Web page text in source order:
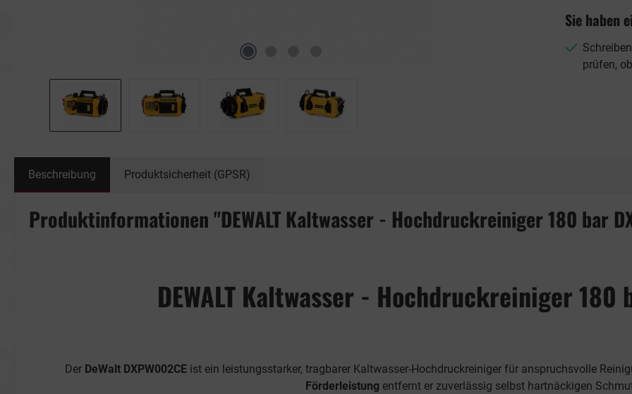
Sie haben
prüfen,
Beschreibung Produktsicherheit (GPSR)
Produktinformationen "DEWALT Kaltwasser - Hochdruckreiniger 180 bar
DEWALT Kaltwasser - Hochdruckreiniger 180
Der DeWalt DXPW002CE ist ein leistungsstarker, tragbarer Kaltwasser-Hochdruckreiniger für anspruchsvolle
Förderleistung entfernt er zuverlässig selbst hartnäckigen